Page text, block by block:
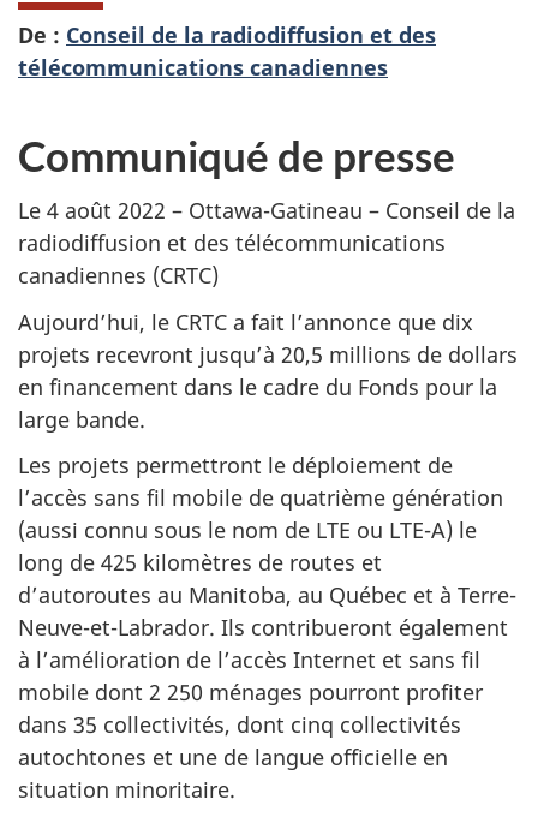
De : Conseil de la radiodiffusion et des
télécommunications canadiennes
Communiqué de presse
Le 4 août 2022 – Ottawa-Gatineau – Conseil de la
radiodiffusion et des télécommunications
canadiennes (CRTC)
Aujourd’hui, le CRTC a fait l’annonce que dix
projets recevront jusqu’à 20,5 millions de dollars
en financement dans le cadre du Fonds pour la
large bande.
Les projets permettront le déploiement de
l’accès sans fil mobile de quatrième génération
(aussi connu sous le nom de LTE ou LTE-A) le
long de 425 kilomètres de routes et
d’autoroutes au Manitoba, au Québec et à Terre-
Neuve-et-Labrador. Ils contribueront également
à l’amélioration de l’accès Internet et sans fil
mobile dont 2 250 ménages pourront profiter
dans 35 collectivités, dont cinq collectivités
autochtones et une de langue officielle en
situation minoritaire.